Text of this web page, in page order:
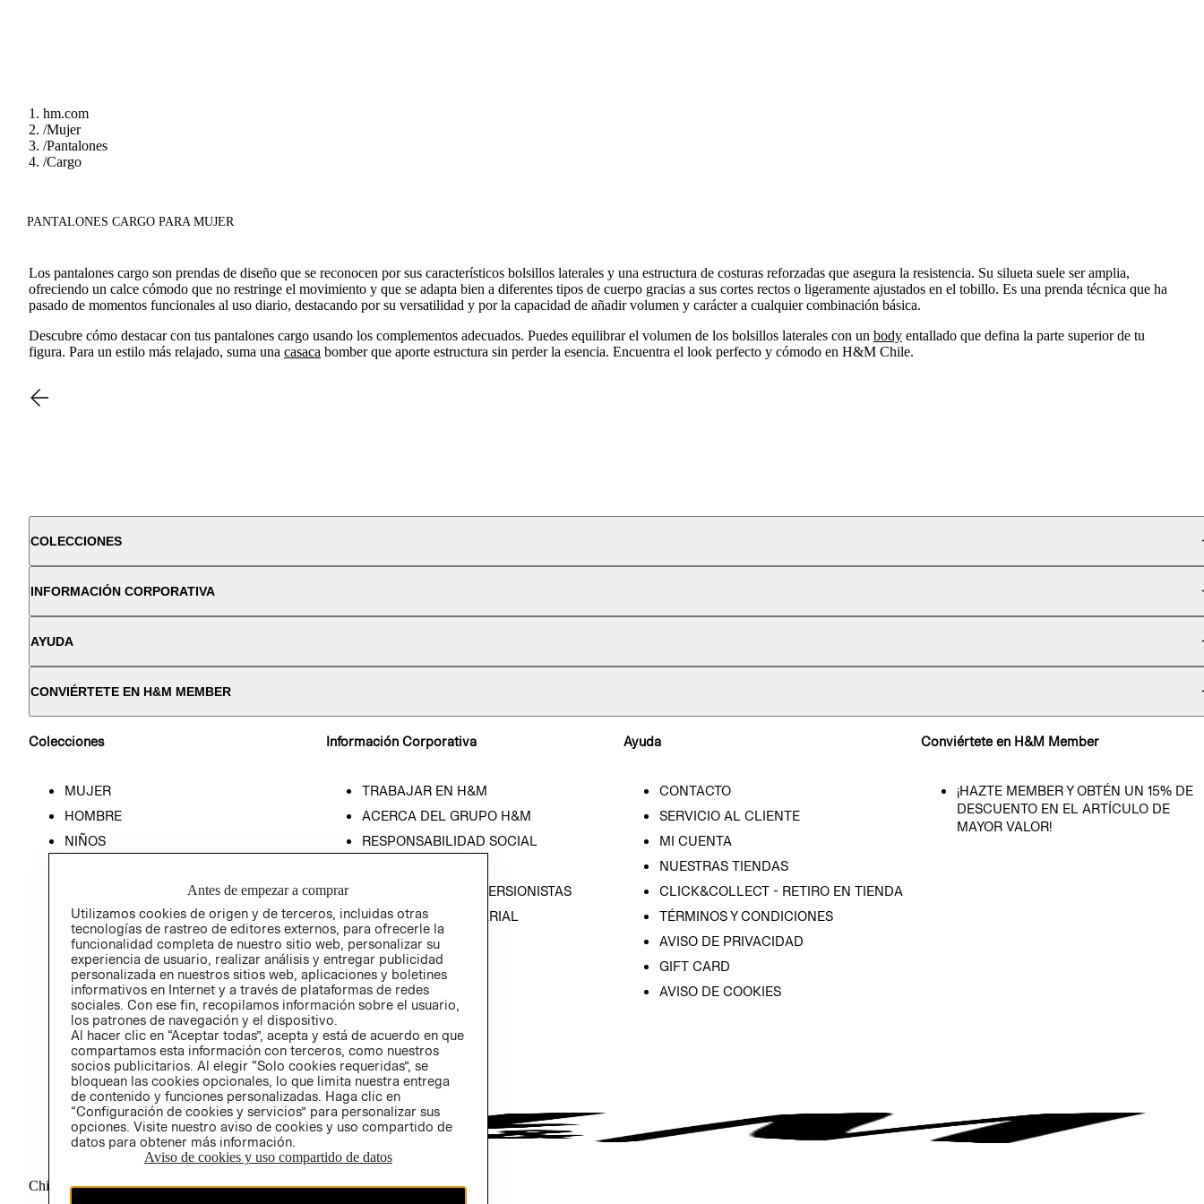
hm.com
/Mujer
/Pantalones
/Cargo
PANTALONES CARGO PARA MUJER
Los pantalones cargo son prendas de diseño que se reconocen por sus característicos bolsillos laterales y una estructura de costuras reforzadas que asegura la resistencia. Su silueta suele ser amplia,
ofreciendo un calce cómodo que no restringe el movimiento y que se adapta bien a diferentes tipos de cuerpo gracias a sus cortes rectos o ligeramente ajustados en el tobillo. Es una prenda técnica que ha
pasado de momentos funcionales al uso diario, destacando por su versatilidad y por la capacidad de añadir volumen y carácter a cualquier combinación básica.
Descubre cómo destacar con tus pantalones cargo usando los complementos adecuados. Puedes equilibrar el volumen de los bolsillos laterales con un body entallado que defina la parte superior de tu
figura. Para un estilo más relajado, suma una casaca bomber que aporte estructura sin perder la esencia. Encuentra el look perfecto y cómodo en H&M Chile.
COLECCIONES
INFORMACIÓN CORPORATIVA
AYUDA
CONVIÉRTETE EN H&M MEMBER
Colecciones
MUJER
HOMBRE
NIÑOS
Información Corporativa
TRABAJAR EN H&M
ACERCA DEL GRUPO H&M
RESPONSABILIDAD SOCIAL
RELACIÓN CON INVERSIONISTAS
POLÍTICA EMPRESARIAL
Ayuda
CONTACTO
SERVICIO AL CLIENTE
MI CUENTA
NUESTRAS TIENDAS
CLICK&COLLECT - RETIRO EN TIENDA
TÉRMINOS Y CONDICIONES
AVISO DE PRIVACIDAD
GIFT CARD
AVISO DE COOKIES
Conviértete en H&M Member
¡HAZTE MEMBER Y OBTÉN UN 15% DE
DESCUENTO EN EL ARTÍCULO DE
MAYOR VALOR!
Chile ($)
Antes de empezar a comprar
Utilizamos cookies de origen y de terceros, incluidas otras
tecnologías de rastreo de editores externos, para ofrecerle la
funcionalidad completa de nuestro sitio web, personalizar su
experiencia de usuario, realizar análisis y entregar publicidad
personalizada en nuestros sitios web, aplicaciones y boletines
informativos en Internet y a través de plataformas de redes
sociales. Con ese fin, recopilamos información sobre el usuario,
los patrones de navegación y el dispositivo.
Al hacer clic en “Aceptar todas”, acepta y está de acuerdo en que
compartamos esta información con terceros, como nuestros
socios publicitarios. Al elegir “Solo cookies requeridas”, se
bloquean las cookies opcionales, lo que limita nuestra entrega
de contenido y funciones personalizadas. Haga clic en
“Configuración de cookies y servicios” para personalizar sus
opciones. Visite nuestro aviso de cookies y uso compartido de
datos para obtener más información.
Aviso de cookies y uso compartido de datos